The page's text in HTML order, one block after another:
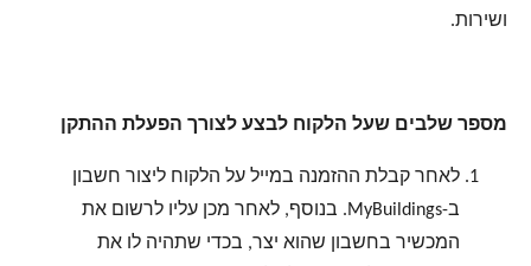
ושירות.
מספר שלבים שעל הלקוח לבצע לצורך הפעלת ההתקן
לאחר קבלת ההזמנה במייל על הלקוח ליצור חשבון
ב-MyBuildings. בנוסף, לאחר מכן עליו לרשום את
המכשיר בחשבון שהוא יצר, בכדי שתהיה לו את